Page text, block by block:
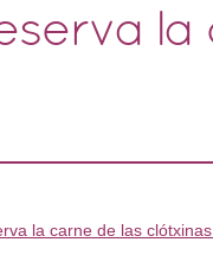
la